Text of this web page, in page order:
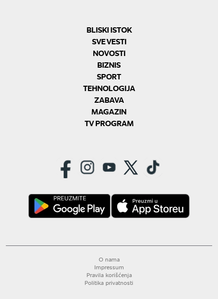
BLISKI ISTOK
SVE VESTI
NOVOSTI
BIZNIS
SPORT
TEHNOLOGIJA
ZABAVA
MAGAZIN
TV PROGRAM
O nama
Impressum
Pravila korišćenja
Politika privatnosti